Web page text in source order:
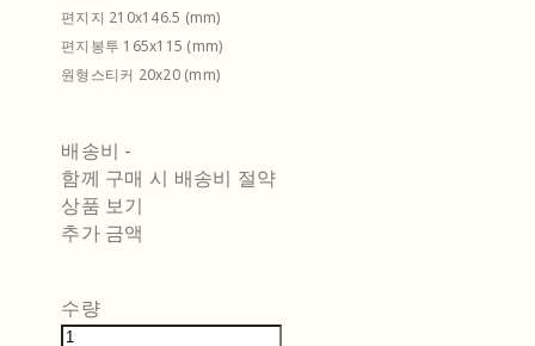
편지지 210x146.5 (mm)
편지봉투 165x115 (mm)
원형스티커 20x20 (mm)
배송비 -
함께 구매 시 배송비 절약
상품 보기
추가 금액
수량